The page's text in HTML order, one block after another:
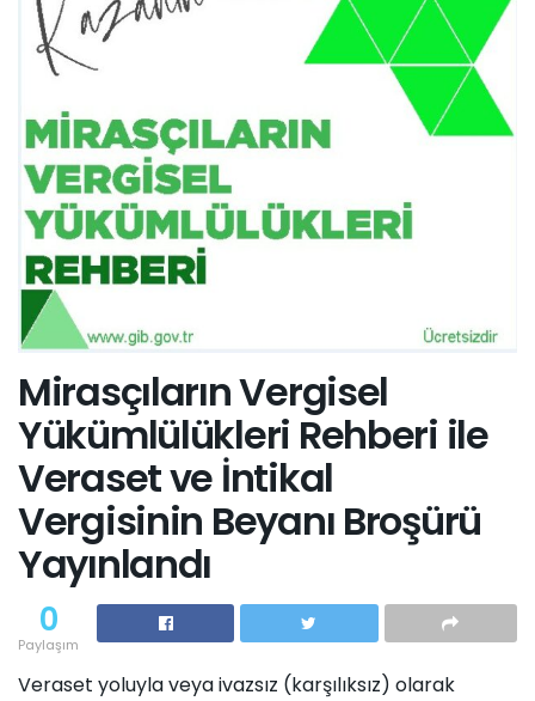
Mirasçıların Vergisel
Yükümlülükleri Rehberi ile
Veraset ve İntikal
Vergisinin Beyanı Broşürü
Yayınlandı
0
Paylaşım
Veraset yoluyla veya ivazsız (karşılıksız) olarak